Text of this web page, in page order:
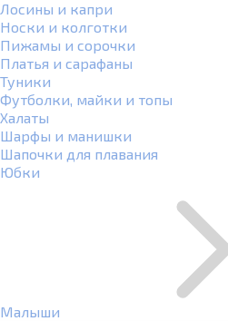
Лосины и капри
Носки и колготки
Пижамы и сорочки
Платья и сарафаны
Туники
Футболки, майки и топы
Халаты
Шарфы и манишки
Шапочки для плавания
Юбки
Малыши